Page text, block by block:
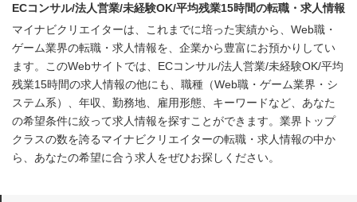
ECコンサル/法人営業/未経験OK/平均残業15時間の転職・求人情報
マイナビクリエイターは、これまでに培った実績から、Web職・
ゲーム業界の転職・求人情報を、企業から豊富にお預かりしてい
ます。このWebサイトでは、ECコンサル/法人営業/未経験OK/平均
残業15時間の求人情報の他にも、職種（Web職・ゲーム業界・シ
ステム系）、年収、勤務地、雇用形態、キーワードなど、あなた
の希望条件に絞って求人情報を探すことができます。業界トップ
クラスの数を誇るマイナビクリエイターの転職・求人情報の中か
ら、あなたの希望に合う求人をぜひお探しください。